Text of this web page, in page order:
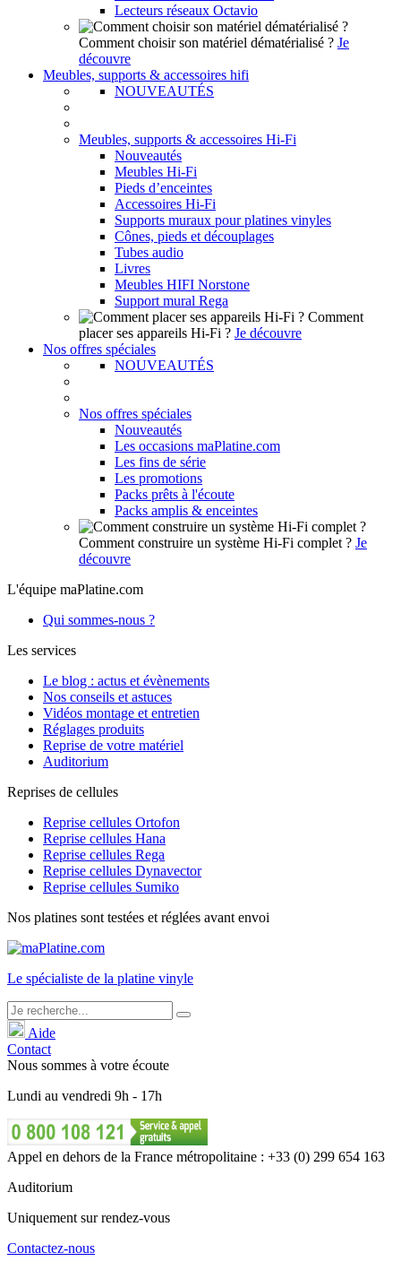
Lecteurs réseaux Octavio
Comment choisir son matériel dématérialisé ? Je
découvre
Meubles, supports & accessoires hifi
NOUVEAUTÉS
Meubles, supports & accessoires Hi-Fi
Nouveautés
Meubles Hi-Fi
Pieds d’enceintes
Accessoires Hi-Fi
Supports muraux pour platines vinyles
Cônes, pieds et découplages
Tubes audio
Livres
Meubles HIFI Norstone
Support mural Rega
Comment
placer ses appareils Hi-Fi ? Je découvre
Nos offres spéciales
NOUVEAUTÉS
Nos offres spéciales
Nouveautés
Les occasions maPlatine.com
Les fins de série
Les promotions
Packs prêts à l'écoute
Packs amplis & enceintes
Comment construire un système Hi-Fi complet ? Je
découvre
L'équipe maPlatine.com
Qui sommes-nous ?
Les services
Le blog : actus et évènements
Nos conseils et astuces
Vidéos montage et entretien
Réglages produits
Reprise de votre matériel
Auditorium
Reprises de cellules
Reprise cellules Ortofon
Reprise cellules Hana
Reprise cellules Rega
Reprise cellules Dynavector
Reprise cellules Sumiko
Nos platines sont testées et réglées avant envoi
Le spécialiste de la platine vinyle
Aide
Contact
Nous sommes à votre écoute
Lundi au vendredi 9h - 17h
Appel en dehors de la France métropolitaine : +33 (0) 299 654 163
Auditorium
Uniquement sur rendez-vous
Contactez-nous